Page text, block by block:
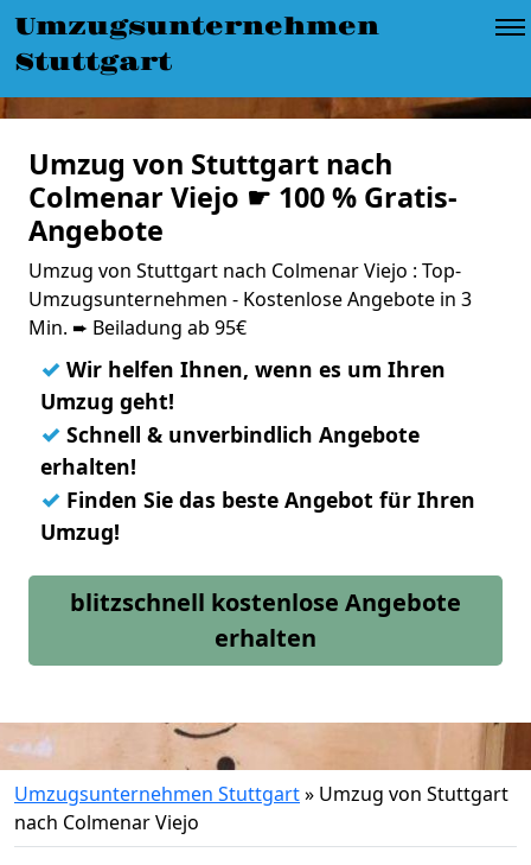
Umzugsunternehmen
Stuttgart
Umzug von Stuttgart nach
Colmenar Viejo ☛ 100 % Gratis-
Angebote
Umzug von Stuttgart nach Colmenar Viejo : Top-
Umzugsunternehmen - Kostenlose Angebote in 3
Min. ➨ Beiladung ab 95€
✓ Wir helfen Ihnen, wenn es um Ihren
Umzug geht!
✓ Schnell & unverbindlich Angebote
erhalten!
✓ Finden Sie das beste Angebot für Ihren
Umzug!
blitzschnell kostenlose Angebote
erhalten
Umzugsunternehmen Stuttgart» Umzug von Stuttgart
nach Colmenar Viejo